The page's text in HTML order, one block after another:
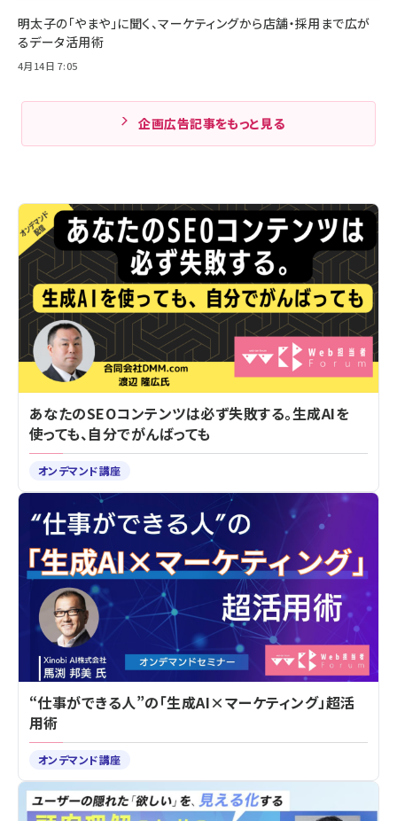
明太子の「やまや」に聞く、マーケティングから店舗・採用まで広が
るデータ活用術
4月14日 7:05
企画広告記事をもっと見る
あなたのSEOコンテンツは必ず失敗する。生成AIを
使っても、自分でがんばっても
オンデマンド講座
“仕事ができる人”の「生成AI×マーケティング」超活
用術
オンデマンド講座